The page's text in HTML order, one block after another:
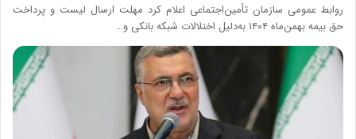
روابط عمومی سازمان تأمین‌اجتماعی اعلام کرد مهلت ارسال لیست و پرداخت
حق بیمه بهمن‌ماه ۱۴۰۴ به‌دلیل اختلالات شبکه بانکی و…